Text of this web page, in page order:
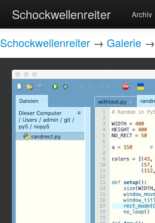
Schockwellenreiter Archiv
Schockwellenreiter → Galerie →